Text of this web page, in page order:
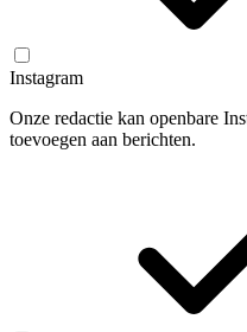
Instagram
Onze redactie kan openbare
toevoegen aan berichten.